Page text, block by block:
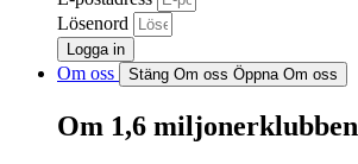
Lösenord
Logga in
Om oss Stäng Om oss Öppna Om oss
Om 1,6 miljonerklubben